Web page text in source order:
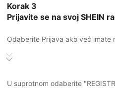
Korak 3
Prijavite se na svoj SHEIN
Odaberite Prijava ako već imate
U suprotnom odaberite